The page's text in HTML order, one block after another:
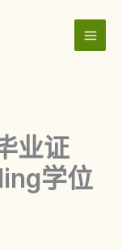
业证
学位